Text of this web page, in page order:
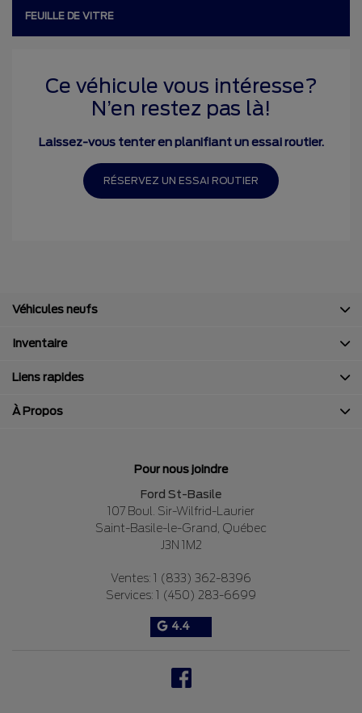
FEUILLE DE VITRE
Ce véhicule vous intéresse?
N’en restez pas là!
Laissez-vous tenter en planifiant un essai routier.
RÉSERVEZ UN ESSAI ROUTIER
Pour nous joindre
Ford St-Basile
107 Boul. Sir-Wilfrid-Laurier
Saint-Basile-le-Grand Québec
J3N 1M2
Ventes: 1 (833) 362-8396
Services: 1 (450) 283-6699
4.4
Véhicules neufs
Inventaire
Liens rapides
À Propos